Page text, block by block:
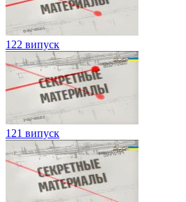
122 випуск
121 випуск